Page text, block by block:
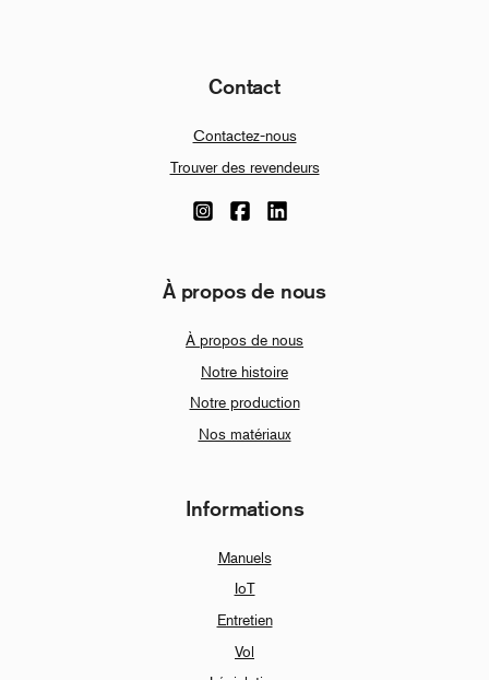
Contact
Contactez-nous
Trouver des revendeurs
À propos de nous
À propos de nous
Notre histoire
Notre production
Nos matériaux
Informations
Manuels
IoT
Entretien
Vol